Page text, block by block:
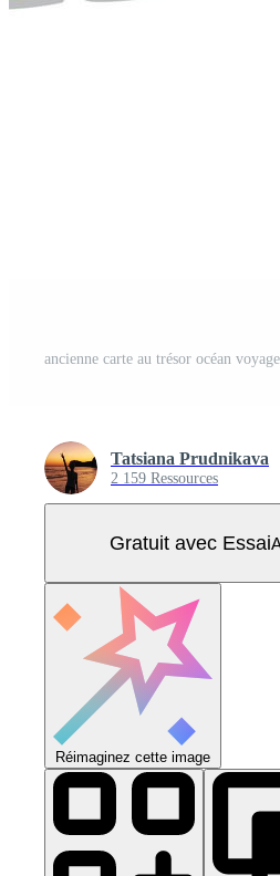
Tatsiana Prudnikava
2 159 Ressources
Gratuit avec Essai
Réimaginez cette image